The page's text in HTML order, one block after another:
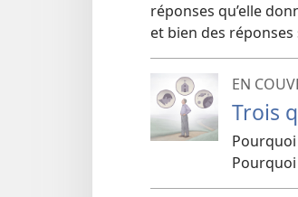
réponses qu’elle
et bien des
EN
Trois